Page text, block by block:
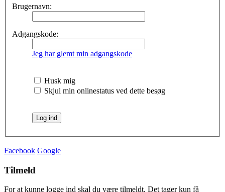
Brugernavn:
Adgangskode:
Jeg har glemt min adgangskode
Husk mig
Skjul min onlinestatus ved dette besøg
Facebook Google
Tilmeld
For at kunne logge ind skal du være tilmeldt. Det tager kun få